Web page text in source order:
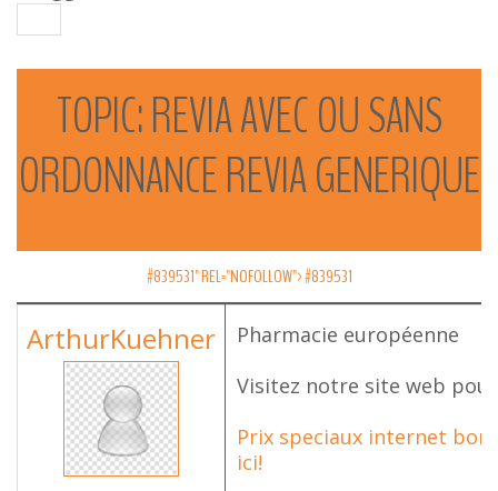
TOPIC:REVIAAVECOUSANS
ORDONNANCEREVIAGENERIQUE
#839531" REL="NOFOLLOW">#839531
ArthurKuehner
Pharmacie européenne
Visitez notre site web
Prix speciaux internet bon
ici!